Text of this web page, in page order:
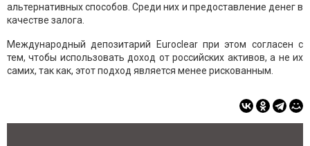
альтернативных способов. Среди них и предоставление денег в
качестве залога.
Международный депозитарий Euroclear при этом согласен с
тем, чтобы использовать доход от российских активов, а не их
самих, так как, этот подход является менее рискованным.